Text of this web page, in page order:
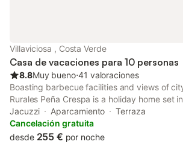
Villaviciosa , Costa Verde
Casa de vacaciones para 10 personas
8.8Muy bueno⋅41 valoraciones
Boasting barbecue facilities and views of
Rurales Peña Crespa is a holiday home set
in Tresvilla, 49 km from Plaza de España.
access to a patio and free private parking.
Jacuzzi Aparcamiento
Terraza
Cancelación gratuita
desde 255 € por noche